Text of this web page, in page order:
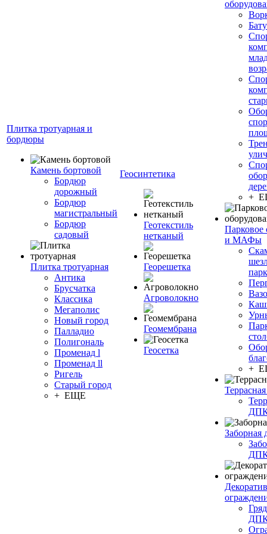
Плитка тротуарная и
бордюры
Камень бортовой
Бордюр
дорожный
Бордюр
магистральный
Бордюр
садовый
Плитка тротуарная
Антика
Брусчатка
Классика
Мегаполис
Новый город
Палладио
Полигональ
Променад l
Променад ll
Ригель
Старый город
+ ЕЩЕ
Геосинтетика
Геотекстиль
нетканый
Георешетка
Агроволокно
Геомембрана
Геосетка
+
Парковое
и МАФы
+
Заборная